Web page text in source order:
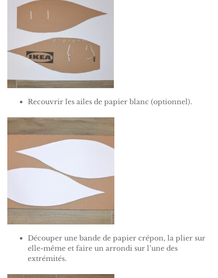
Recouvrir les ailes de papier blanc (optionnel).
Découper une bande de papier crépon, la plier sur
elle-même et faire un arrondi sur l’une des
extrémités.